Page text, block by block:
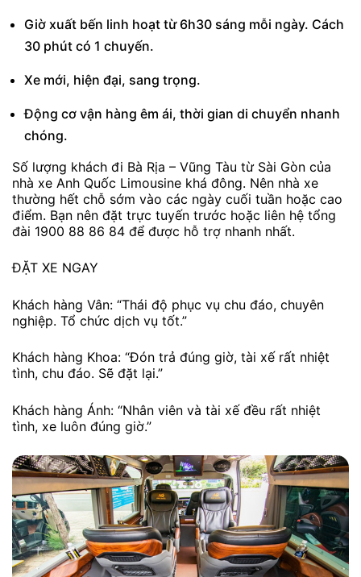
Giờ xuất bến linh hoạt từ 6h30 sáng mỗi ngày. Cách
30 phút có 1 chuyến.
Xe mới, hiện đại, sang trọng.
Động cơ vận hàng êm ái, thời gian di chuyển nhanh
chóng.
Số lượng khách đi Bà Rịa – Vũng Tàu từ Sài Gòn của
nhà xe Anh Quốc Limousine khá đông. Nên nhà xe
thường hết chỗ sớm vào các ngày cuối tuần hoặc cao
điểm. Bạn nên đặt trực tuyến trước hoặc liên hệ tổng
đài 1900 88 86 84 để được hỗ trợ nhanh nhất.
ĐẶT XE NGAY
Khách hàng Vân: “Thái độ phục vụ chu đáo, chuyên
nghiệp. Tổ chức dịch vụ tốt.”
Khách hàng Khoa: “Đón trả đúng giờ, tài xế rất nhiệt
tình, chu đáo. Sẽ đặt lại.”
Khách hàng Ánh: “Nhân viên và tài xế đều rất nhiệt
tình, xe luôn đúng giờ.”